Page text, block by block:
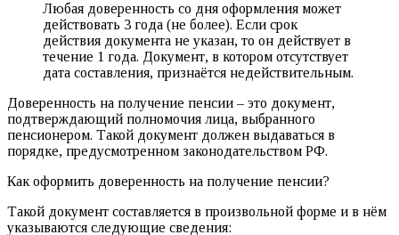
Любая доверенность со дня оформления может
действовать 3 года (не более). Если срок
действия документа не указан, то он действует в
течение 1 года. Документ, в котором отсутствует
дата составления, признаётся недействительным.
Доверенность на получение пенсии – это документ,
подтверждающий полномочия лица, выбранного
пенсионером. Такой документ должен выдаваться в
порядке, предусмотренном законодательством РФ.
Как оформить доверенность на получение пенсии?
Такой документ составляется в произвольной форме и в нём
указываются следующие сведения: